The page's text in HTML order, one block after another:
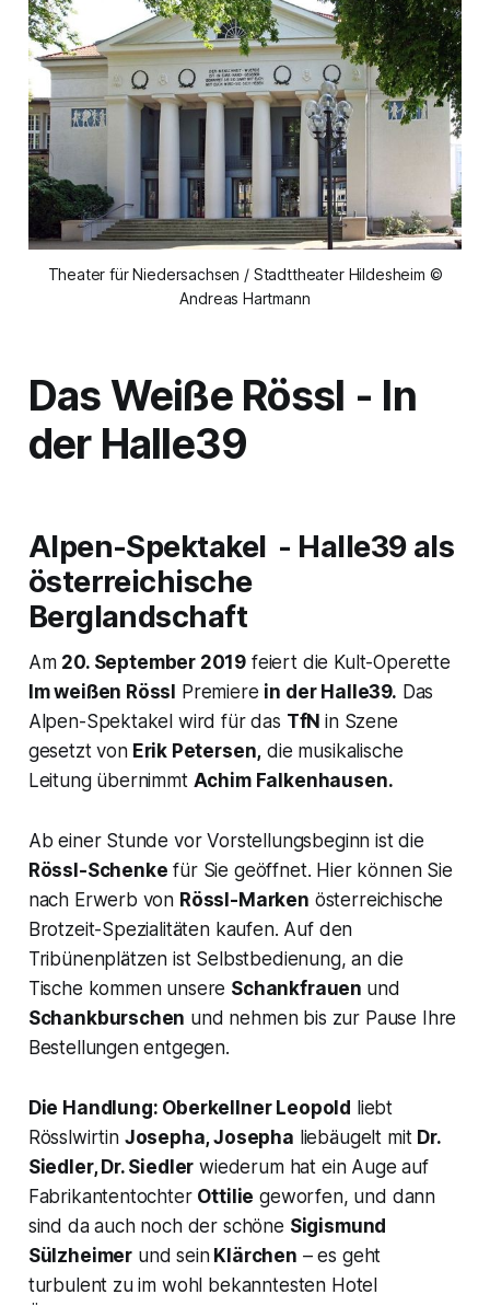
Theater für Niedersachsen / Stadttheater Hildesheim ©
Andreas Hartmann
Das Weiße Rössl - In
der Halle39
Alpen-Spektakel - Halle39 als
österreichische
Berglandschaft
Am 20. September 2019 feiert die Kult-Operette
Im weißen Rössl Premiere in der Halle39. Das
Alpen-Spektakel wird für das TfNin Szene
gesetzt vonErik Petersen, die musikalische
Leitung übernimmt Achim Falkenhausen.
Ab einer Stunde vor Vorstellungsbeginn ist die
Rössl-Schenke für Sie geöffnet. Hier können Sie
nach Erwerb von Rössl-Marken österreichische
Brotzeit-Spezialitäten kaufen. Auf den
Tribünenplätzen ist Selbstbedienung, an die
Tische kommen unsere Schankfrauen und
Schankburschen und nehmen bis zur Pause Ihre
Bestellungen entgegen.
Die Handlung: Oberkellner Leopold liebt
Rösslwirtin Josepha, Josepha liebäugelt mit Dr.
Siedler, Dr. Siedler wiederum hat ein Auge auf
Fabrikantentochter Ottilie geworfen, und dann
sind da auch noch der schöne Sigismund
Sülzheimer und seinKlärchen – es geht
turbulent zu im wohl bekanntesten Hotel